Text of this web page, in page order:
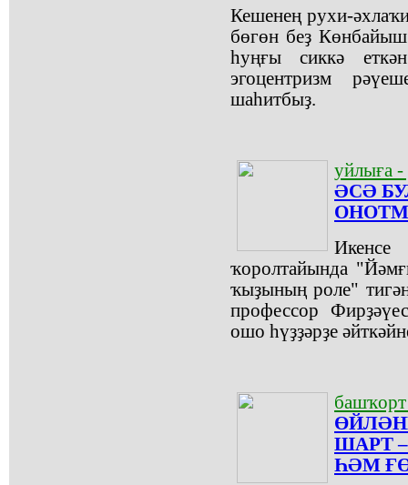
Кешенең рухи-
бөгөн беҙ
һуңғы сиккә
эгоцентризм
шаһитбыҙ.
уйлыға
ӘСӘ
ҡоролтайында
ҡыҙының роле"
профессор
ошо һүҙҙәрҙе
башҡорт
ШАРТ
ҺӘМ